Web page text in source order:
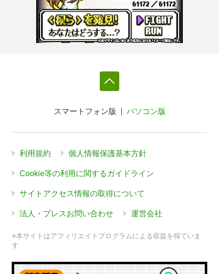
スマートフォン版 パソコン版
利用規約 個人情報保護基本方針
Cookie等の利用に関するガイドライン
サイトアクセス情報の取得について
法人・プレスお問い合わせ 運営会社
※本サイトはアフィリエイトプログラムによる収益を得ていま
す